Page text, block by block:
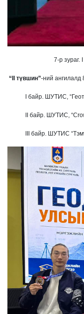
7-р зураг.
“II түвшин”-ний ангилалд
I байр. ШУТИС,
II байр. ШУТИС, “Crown
III байр. ШУТИС